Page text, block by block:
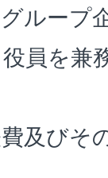
ループ
員を兼
及びそ